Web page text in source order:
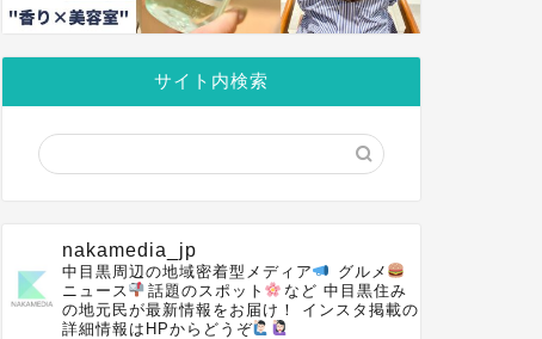
サイト内検索
nakamedia_jp
中目黒周辺の地域密着型メディア
グルメ
ニュース
話題のスポット など 中目黒住み
の地元民が最新情報をお届け！
インスタ掲載の
詳細情報はHPからどうぞ